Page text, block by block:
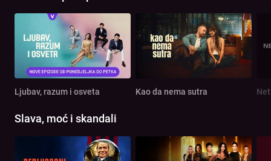
Ljubav, razum i osveta Kao da nema sutra
Slava, moć i skandali